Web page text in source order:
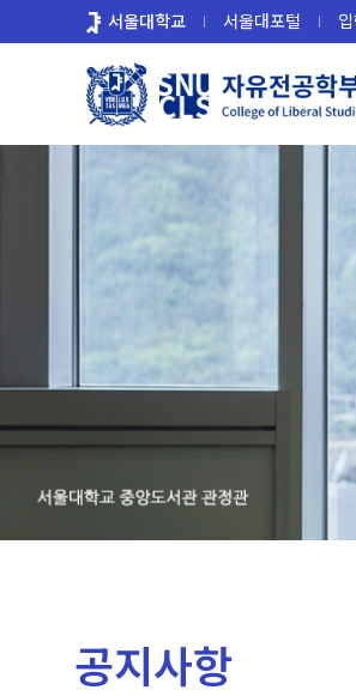
로
서울대학교 서울대포털
공지사항